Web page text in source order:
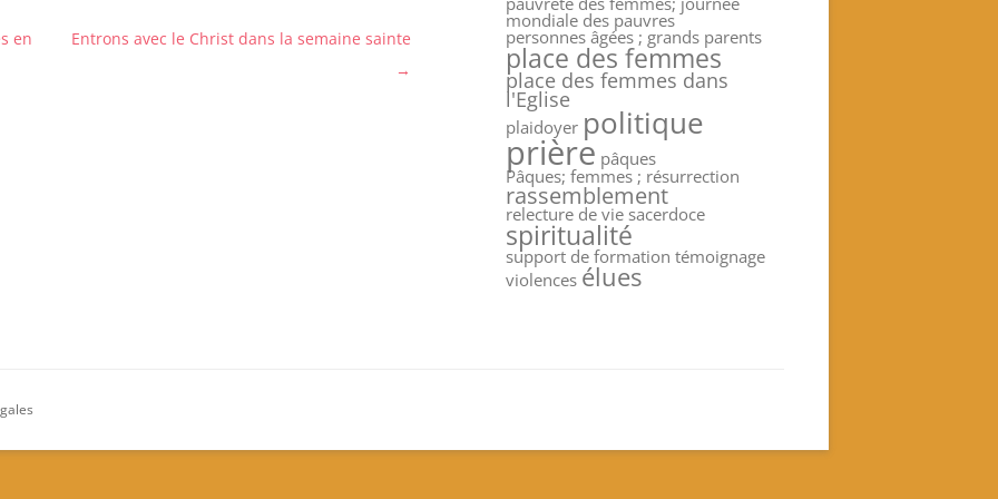
en
Entrons avec le Christ dans la semaine sainte
→
mondiale des pauvres
personnes âgées ; grands parents
place des femmes
place des femmes dans
l'Eglise
plaidoyer politique
prière pâques
Pâques; femmes ; résurrection
rassemblement
relecture de vie sacerdoce
spiritualité
support de formation témoignage
violences élues